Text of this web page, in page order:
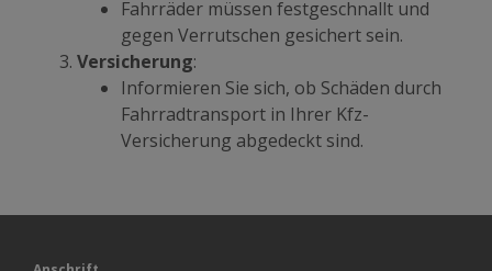
Fahrräder müssen festgeschnallt und
gegen Verrutschen gesichert sein.
Versicherung:
Informieren Sie sich, ob Schäden durch
Fahrradtransport in Ihrer Kfz-
Versicherung abgedeckt sind.